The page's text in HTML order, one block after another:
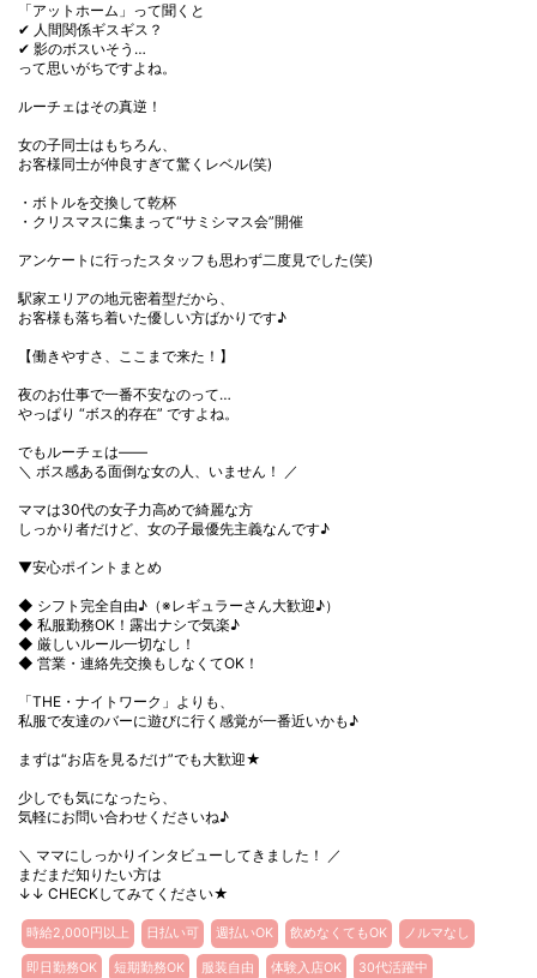
「アットホーム」って聞くと
✔ 人間関係ギスギス？
✔ 影のボスいそう…
って思いがちですよね。
ルーチェはその真逆！
女の子同士はもちろん、
お客様同士が仲良すぎて驚くレベル(笑)
・ボトルを交換して乾杯
・クリスマスに集まって“サミシマス会”開催
アンケートに行ったスタッフも思わず二度見でした(笑)
駅家エリアの地元密着型だから、
お客様も落ち着いた優しい方ばかりです♪
【働きやすさ、ここまで来た！】
夜のお仕事で一番不安なのって…
やっぱり “ボス的存在” ですよね。
でもルーチェは――
＼ ボス感ある面倒な女の人、いません！ ／
ママは30代の女子力高めで綺麗な方
しっかり者だけど、女の子最優先主義なんです♪
▼安心ポイントまとめ
◆ シフト完全自由♪（※レギュラーさん大歓迎♪）
◆ 私服勤務OK！露出ナシで気楽♪
◆ 厳しいルール一切なし！
◆ 営業・連絡先交換もしなくてOK！
「THE・ナイトワーク」よりも、
私服で友達のバーに遊びに行く感覚が一番近いかも♪
まずは“お店を見るだけ”でも大歓迎★
少しでも気になったら、
気軽にお問い合わせくださいね♪
＼ ママにしっかりインタビューしてきました！ ／
まだまだ知りたい方は
↓↓ CHECKしてみてください★
時給2,000円以上 日払い可 週払いOK 飲めなくてもOK ノルマなし
即日勤務OK 短期勤務OK 服装自由 体験入店OK 30代活躍中